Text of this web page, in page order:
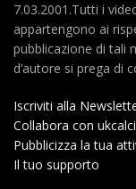
7.03.2001.Tutti i
appartengono ai
pubblicazione di tali
d’autore si prega di
Iscriviti alla
Collabora con
Pubblicizza la tua
Il tuo supporto